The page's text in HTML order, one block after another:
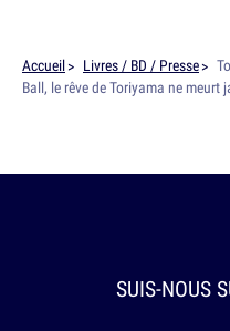
Accueil Livres / BD / Presse
Ball, le rêve de Toriyama ne meurt
SUIS-NOUS